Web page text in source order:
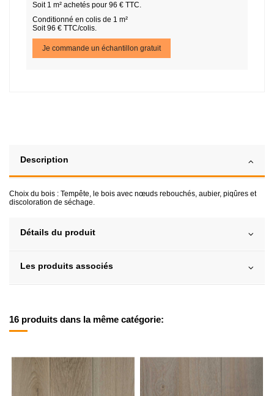
Soit 1 m² achetés pour 96 € TTC.
Conditionné en colis de 1 m²
Soit 96 € TTC/colis.
Je commande un échantillon gratuit
Description
Choix du bois : Tempête, le bois avec nœuds rebouchés, aubier, piqûres et
discoloration de séchage.
Détails du produit
Les produits associés
16 produits dans la même catégorie: